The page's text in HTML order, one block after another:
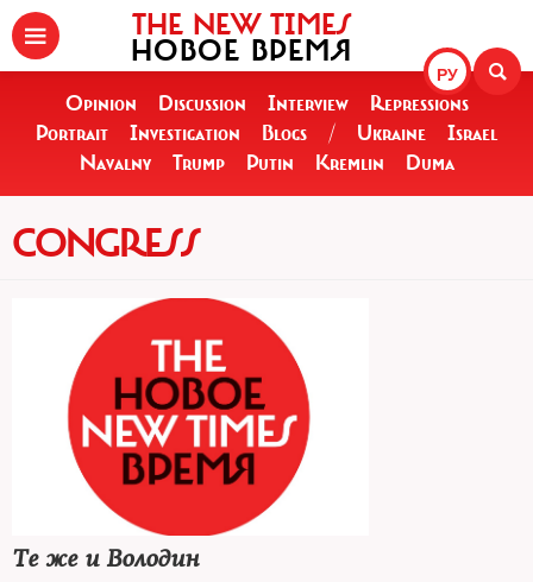
РУ
THE NEW TIMES
НОВОЕ ВРЕМЯ
Opinion Discussion Interview
Repressions
Portrait
Investigation Blogs / Ukraine
Israel
Navalny
Trump Putin Kremlin Duma
CONGRESS
Те же и Володин